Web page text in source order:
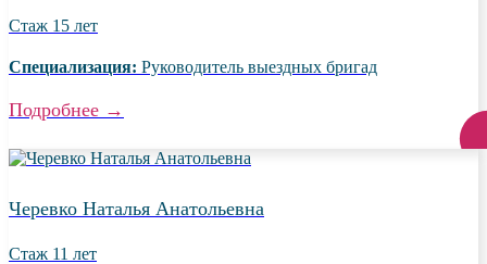
Стаж 15 лет
Специализация: Руководитель выездных бригад
Подробнее →
Черевко Наталья Анатольевна
Стаж 11 лет